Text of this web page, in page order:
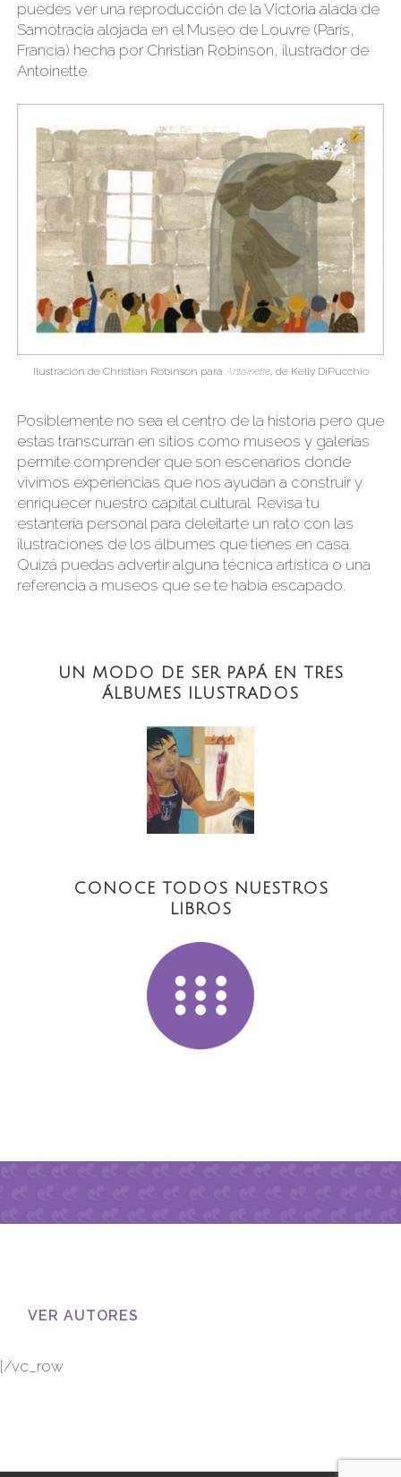
puedes ver una reproducción de la Victoria alada de
Samotracia alojada en el Museo de Louvre (París,
Francia) hecha por Christian Robinson, ilustrador de
Antoinette.
Ilustración de Christian Robinson para Antoinette, de Kelly DiPucchio
Posiblemente no sea el centro de la historia pero que
estas transcurran en sitios como museos y galerías
permite comprender que son escenarios donde
vivimos experiencias que nos ayudan a construir y
enriquecer nuestro capital cultural. Revisa tu
estantería personal para deleitarte un rato con las
ilustraciones de los álbumes que tienes en casa.
Quizá puedas advertir alguna técnica artística o una
referencia a museos que se te había escapado.
UN MODO DE SER PAPÁ EN TRES
ÁLBUMES ILUSTRADOS
CONOCE TODOS NUESTROS
LIBROS
VER AUTORES
[/vc_row